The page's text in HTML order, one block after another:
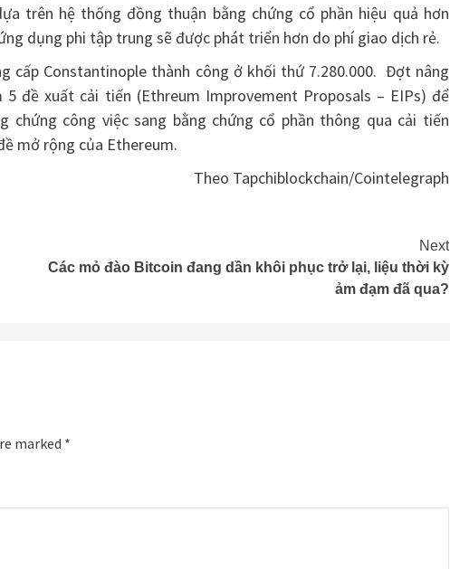
trên hệ thống đồng thuận bằng chứng cổ phần hiệu quả hơn
dụng phi tập trung sẽ được phát triển hơn do phí giao dịch rẻ.
cấp Constantinople thành công ở khối thứ 7.280.000. Đợt nâng
đề xuất cải tiến (Ethreum Improvement Proposals – EIPs) để
chứng công việc sang bằng chứng cổ phần thông qua cải tiến
mở rộng của Ethereum.
Theo Tapchiblockchain/Cointelegraph
Next
Các mỏ đào Bitcoin đang dần khôi phục trở lại, liệu thời kỳ
ảm đạm đã qua?
marked *